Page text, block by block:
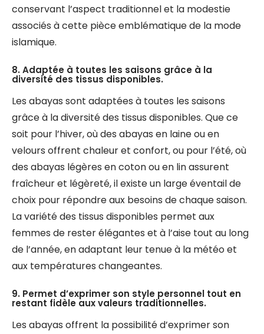
conservant l’aspect traditionnel et la modestie
associés à cette pièce emblématique de la mode
islamique.
8. Adaptée à toutes les saisons grâce à la
diversité des tissus disponibles.
Les abayas sont adaptées à toutes les saisons
grâce à la diversité des tissus disponibles. Que ce
soit pour l’hiver, où des abayas en laine ou en
velours offrent chaleur et confort, ou pour l’été, où
des abayas légères en coton ou en lin assurent
fraîcheur et légèreté, il existe un large éventail de
choix pour répondre aux besoins de chaque saison.
La variété des tissus disponibles permet aux
femmes de rester élégantes et à l’aise tout au long
de l’année, en adaptant leur tenue à la météo et
aux températures changeantes.
9. Permet d’exprimer son style personnel tout en
restant fidèle aux valeurs traditionnelles.
Les abayas offrent la possibilité d’exprimer son